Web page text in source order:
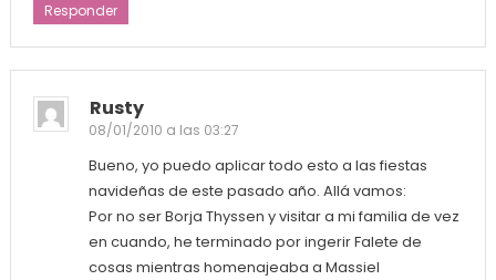
Responder
Rusty
08/01/2010 a las 03:27
Bueno, yo puedo aplicar todo esto a las fiestas
navideñas de este pasado año. Allá vamos:
Por no ser Borja Thyssen y visitar a mi familia de vez
en cuando, he terminado por ingerir Falete de
cosas mientras homenajeaba a Massiel